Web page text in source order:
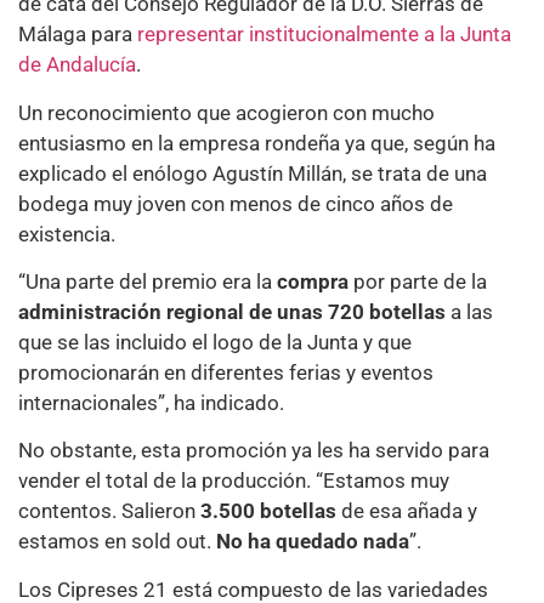
Málaga para representar institucionalmente a la Junta
de Andalucía.
Un reconocimiento que acogieron con mucho
entusiasmo en la empresa rondeña ya que, según ha
explicado el enólogo Agustín Millán, se trata de una
bodega muy joven con menos de cinco años de
existencia.
“Una parte del premio era la compra por parte de la
administración regional de unas 720 botellas a las
que se las incluido el logo de la Junta y que
promocionarán en diferentes ferias y eventos
internacionales”, ha indicado.
No obstante, esta promoción ya les ha servido para
vender el total de la producción. “Estamos muy
contentos. Salieron 3.500 botellas de esa añada y
estamos en sold out. No ha quedado nada”.
Los Cipreses 21 está compuesto de las variedades